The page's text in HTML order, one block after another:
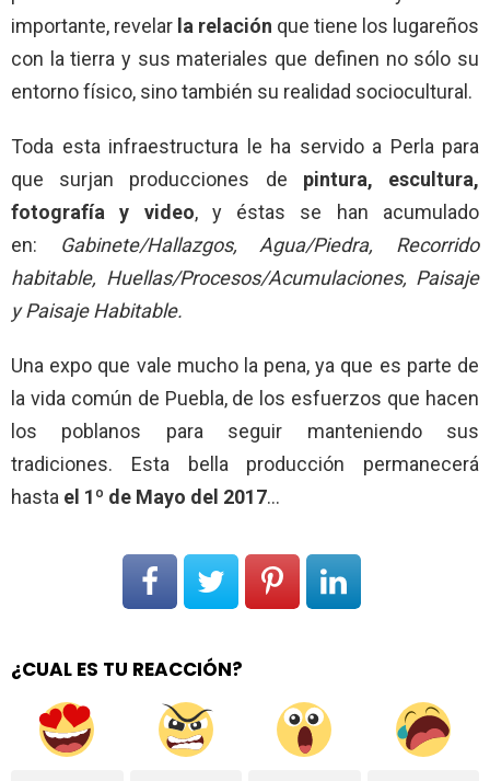
importante, revelar la relación que tiene los lugareños
con la tierra y sus materiales que definen no sólo su
entorno físico, sino también su realidad sociocultural.
Toda esta infraestructura le ha servido a Perla para
que surjan producciones de pintura, escultura,
fotografía y video, y éstas se han acumulado
en:
Gabinete/Hallazgos, Agua/Piedra, Recorrido
habitable, Huellas/Procesos/Acumulaciones, Paisaje
y Paisaje Habitable.
Una expo que vale mucho la pena, ya que es parte de
la vida común de Puebla, de los esfuerzos que hacen
los poblanos para seguir manteniendo sus
tradiciones. Esta bella producción permanecerá
hasta el 1º de Mayo del 2017…
¿CUAL ES TU REACCIÓN?